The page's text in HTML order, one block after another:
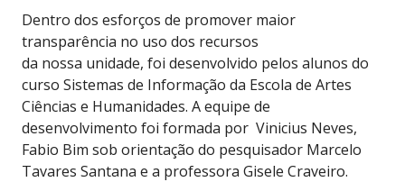
Dentro dos esforços de promover maior
transparência no uso dos recursos
da nossa unidade, foi desenvolvido pelos alunos do
curso Sistemas de Informação da Escola de Artes
Ciências e Humanidades. A equipe de
desenvolvimento foi formada por Vinicius Neves,
Fabio Bim sob orientação do pesquisador Marcelo
Tavares Santana e a professora Gisele Craveiro.